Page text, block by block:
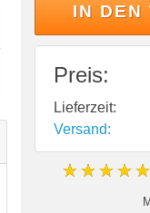
IN DEN
Preis:
Lieferzeit:
Versand:
★★★★★